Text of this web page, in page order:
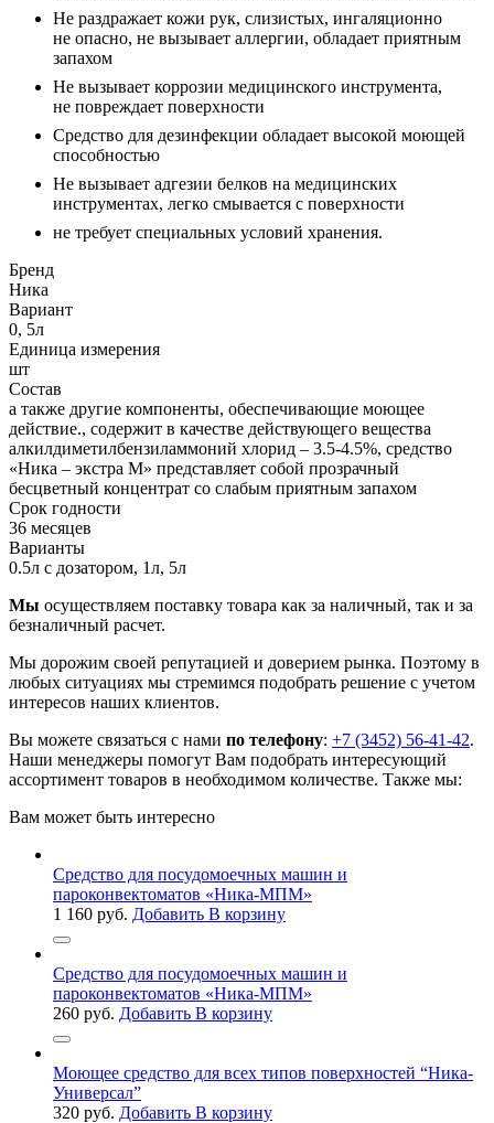
Не раздражает кожи рук, слизистых, ингаляционно
не опасно, не вызывает аллергии, обладает приятным
запахом
Не вызывает коррозии медицинского инструмента,
не повреждает поверхности
Средство для дезинфекции обладает высокой моющей
способностью
Не вызывает адгезии белков на медицинских
инструментах, легко смывается с поверхности
не требует специальных условий хранения.
Бренд
Ника
Вариант
0, 5л
Единица измерения
шт
Состав
а также другие компоненты, обеспечивающие моющее
действие., содержит в качестве действующего вещества
алкилдиметилбензиламмоний хлорид – 3.5-4.5%, средство
«Ника – экстра М» представляет собой прозрачный
бесцветный концентрат со слабым приятным запахом
Срок годности
36 месяцев
Варианты
0.5л с дозатором, 1л, 5л
Мы осуществляем поставку товара как за наличный, так и за
безналичный расчет.
Мы дорожим своей репутацией и доверием рынка. Поэтому в
любых ситуациях мы стремимся подобрать решение с учетом
интересов наших клиентов.
Вы можете связаться с нами по телефону: +7 (3452) 56-41-42.
Наши менеджеры помогут Вам подобрать интересующий
ассортимент товаров в необходимом количестве. Также мы:
Вам может быть интересно
Средство для посудомоечных машин и
пароконвектоматов «Ника-МПМ»
1 160 руб. Добавить В корзину
Средство для посудомоечных машин и
пароконвектоматов «Ника-МПМ»
260 руб. Добавить В корзину
Моющее средство для всех типов поверхностей “Ника-
Универсал”
320 руб. Добавить В корзину